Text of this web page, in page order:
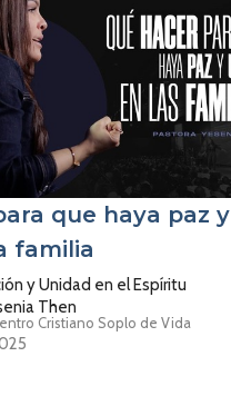
que haya paz y
familia
y Unidad en el Espíritu
Then
Cristiano Soplo de Vida